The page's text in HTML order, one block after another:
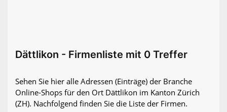
Dättlikon - Firmenliste mit 0 Treffer
Sehen Sie hier alle Adressen (Einträge) der Branche
Online-Shops für den Ort Dättlikon im Kanton Zürich
(ZH). Nachfolgend finden Sie die Liste der Firmen.